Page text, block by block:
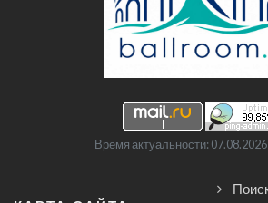
Время актуальности: